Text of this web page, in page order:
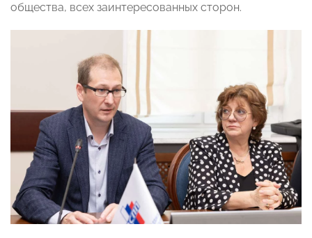
общества, всех заинтересованных сторон.